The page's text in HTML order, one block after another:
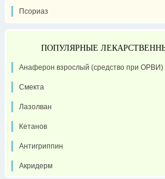
Псориаз
ПОПУЛЯРНЫЕ
Анаферон взрослый (средство при ОРВИ)
Смекта
Лазолван
Кетанов
Антигриппин
Акридерм